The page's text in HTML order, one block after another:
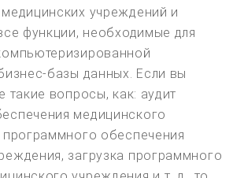
учреждений и
функции, необходимые для
базы данных. Если вы
такие вопросы, как: аудит
медицинского
программного обеспечения
загрузка программного